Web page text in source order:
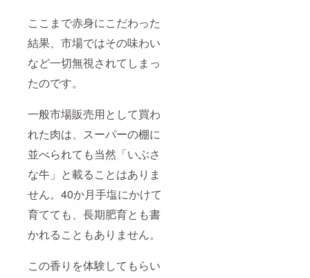
ここまで赤身にこだわった
結果、市場ではその味わい
など一切無視されてしまっ
たのです。
一般市場販売用として買わ
れた肉は、スーパーの棚に
並べられても当然「いぶさ
な牛」と載ることはありま
せん。40か月手塩にかけて
育てても、長期肥育とも書
かれることもありません。
この香りを体験してもらい